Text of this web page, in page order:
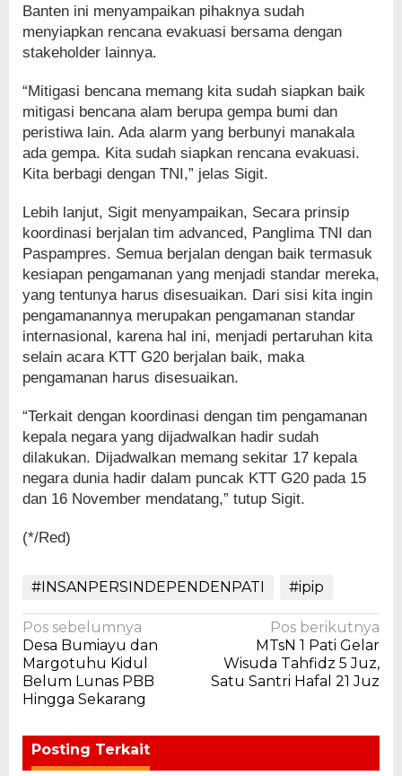
Banten ini menyampaikan pihaknya sudah
menyiapkan rencana evakuasi bersama dengan
stakeholder lainnya.
“Mitigasi bencana memang kita sudah siapkan baik
mitigasi bencana alam berupa gempa bumi dan
peristiwa lain. Ada alarm yang berbunyi manakala
ada gempa. Kita sudah siapkan rencana evakuasi.
Kita berbagi dengan TNI,” jelas Sigit.
Lebih lanjut, Sigit menyampaikan, Secara prinsip
koordinasi berjalan tim advanced, Panglima TNI dan
Paspampres. Semua berjalan dengan baik termasuk
kesiapan pengamanan yang menjadi standar mereka,
yang tentunya harus disesuaikan. Dari sisi kita ingin
pengamanannya merupakan pengamanan standar
internasional, karena hal ini, menjadi pertaruhan kita
selain acara KTT G20 berjalan baik, maka
pengamanan harus disesuaikan.
“Terkait dengan koordinasi dengan tim pengamanan
kepala negara yang dijadwalkan hadir sudah
dilakukan. Dijadwalkan memang sekitar 17 kepala
negara dunia hadir dalam puncak KTT G20 pada 15
dan 16 November mendatang,” tutup Sigit.
(*/Red)
#INSANPERSINDEPENDENPATI #ipip
Navigasi
pos
Pos sebelumnya
Desa Bumiayu dan
Margotuhu Kidul
Belum Lunas PBB
Hingga Sekarang
Pos berikutnya
MTsN 1 Pati Gelar
Wisuda Tahfidz 5 Juz,
Satu Santri Hafal 21 Juz
Posting Terkait